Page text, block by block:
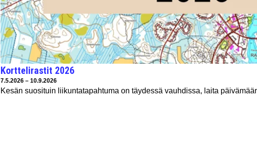
Korttelirastit 2026
Tapahtuman ajankohta:
7.5.2026 – 10.9.2026
Kesän suosituin liikuntatapahtuma on täydessä vauhdissa, laita